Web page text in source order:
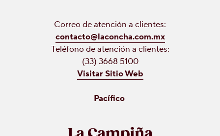
Correo de atención a clientes:
contacto@laconcha.com.mx
Teléfono de atención a clientes:
(33) 3668 5100
Visitar Sitio Web
Pacífico